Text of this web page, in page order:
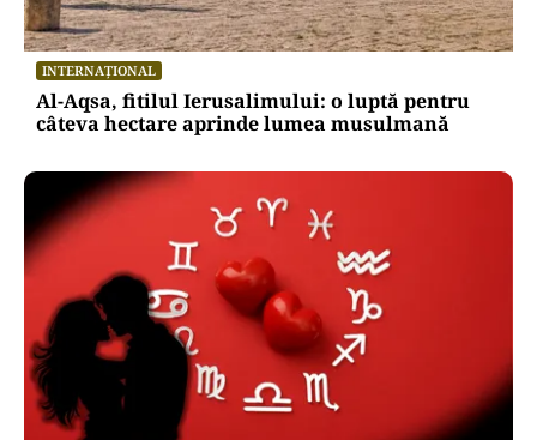
INTERNAȚIONAL
Al-Aqsa, fitilul Ierusalimului: o luptă pentru
câteva hectare aprinde lumea musulmană